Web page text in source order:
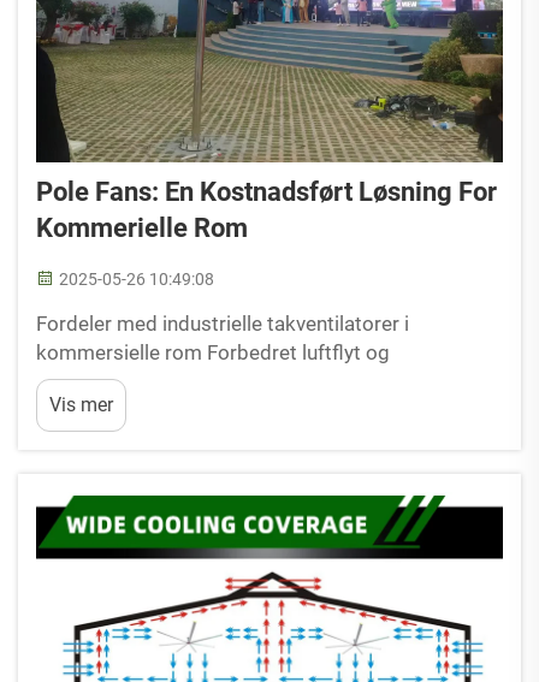
Pole Fans: En Kostnadsført Løsning For
Kommerielle Rom
2025-05-26 10:49:08
Fordeler med industrielle takventilatorer i
kommersielle rom Forbedret luftflyt og
ventilerings-effektivitet Industrielle takventilatorer
er essensielle for å forbedre luftflyten og
ventileringen i store kommersielle rom. Disse
Vis mer